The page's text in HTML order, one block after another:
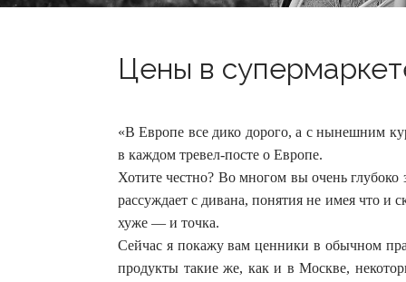
Цены в
«В Европе все дико дорого, а с нынешним
в каждом тревел-посте о Европе.
Хотите честно? Во многом вы очень глубоко
рассуждает с дивана, понятия не имея что и
хуже — и точка.
Сейчас я покажу вам ценники в обычном
продукты такие же, как и в Москве,